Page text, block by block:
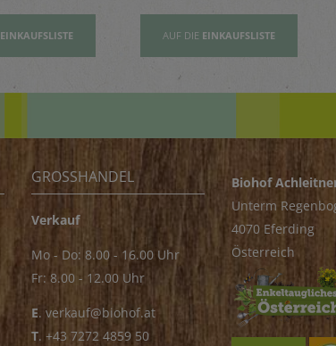
EINKAUFSLISTE AUF DIE EINKAUFSLISTE
GROSSHANDEL
Verkauf
Mo - Do: 8.00 - 16.00 Uhr
Fr: 8.00 - 12.00 Uhr
E. verkauf@biohof.at
T. +43 7272 4859 50
Biohof
Unterm
4070 Eferding
Österreich